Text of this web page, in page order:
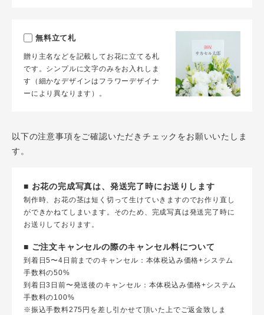
無料立て札
贈り主名などを記載してお花に立てる札
です。シンプルに文字のみをお入れしま
す（細かなデザインはフラワーデザイナ
ーにより異なります）。
以下の注意事項をご確認いただきチェックをお願いいたしま
す。
■ お花の完成写真は、発送完了時にお送りします
制作時、お花の茎は短く切って生けていきますのでお作り直し
ができかねてしまいます。そのため、完成写真は発送完了時に
お送りしております。
■ ご注文キャンセルの際のキャンセル料について
到着日5〜4日前までのキャンセル：本体税込み価格+システム
手数料の50%
到着日3日前〜発送後のキャンセル：本体税込み価格+システム
手数料の100%
※振込手数料275円を差し引かせて頂いた上でご返金致しま